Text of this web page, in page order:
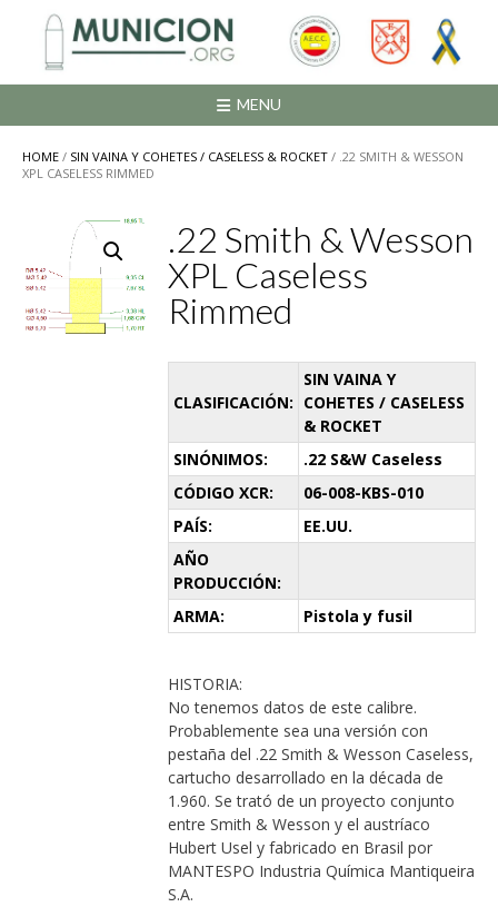
contenido
MENU
HOME / SIN VAINA Y COHETES / CASELESS & ROCKET / .22 SMITH & WESSON
XPL CASELESS RIMMED
.22 Smith & Wesson
XPL Caseless
Rimmed
CLASIFICACIÓN:
SIN VAINA Y
COHETES / CASELESS
& ROCKET
SINÓNIMOS:
.22 S&W Caseless
CÓDIGO XCR:
06-008-KBS-010
PAÍS:
EE.UU.
AÑO
PRODUCCIÓN:
ARMA:
Pistola y fusil
HISTORIA:
No tenemos datos de este calibre.
Probablemente sea una versión con
pestaña del .22 Smith & Wesson Caseless,
cartucho desarrollado en la década de
1.960. Se trató de un proyecto conjunto
entre Smith & Wesson y el austríaco
Hubert Usel y fabricado en Brasil por
MANTESPO Industria Química Mantiqueira
S.A.